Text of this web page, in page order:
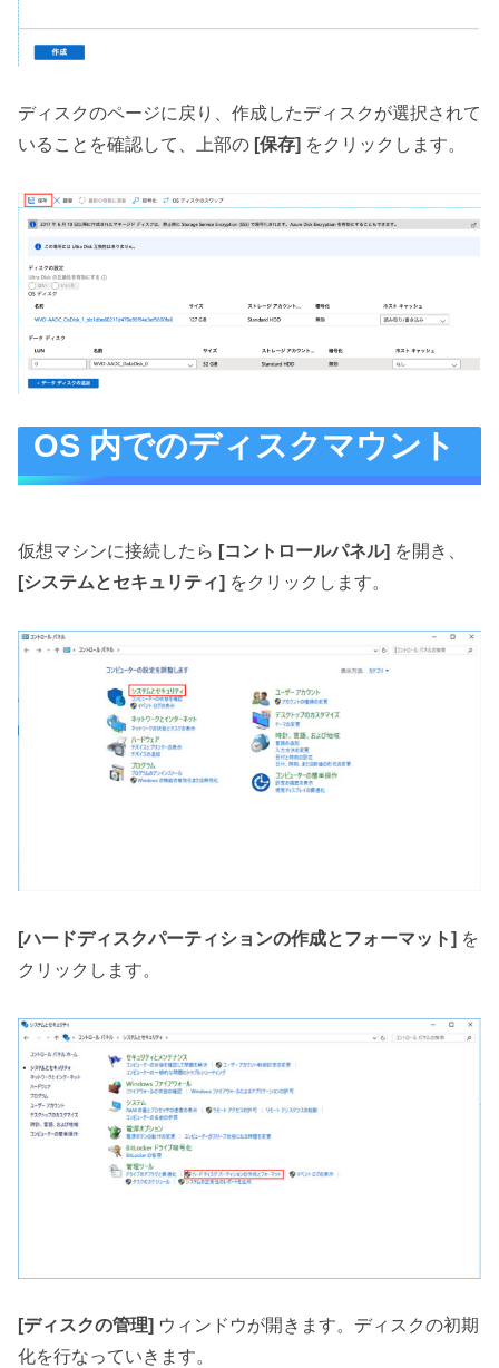
ディスクのページに戻り、作成したディスクが選択されて
いることを確認して、上部の [保存] をクリックします。
OS 内でのディスクマウント
仮想マシンに接続したら [コントロールパネル] を開き、
[システムとセキュリティ] をクリックします。
[ハードディスクパーティションの作成とフォーマット] を
クリックします。
[ディスクの管理] ウィンドウが開きます。ディスクの初期
化を行なっていきます。